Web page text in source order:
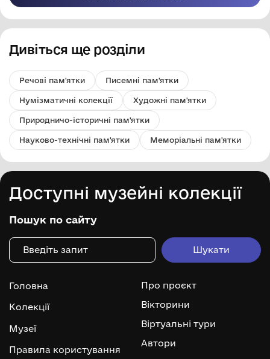
Дивіться ще розділи
Речові пам'ятки Писемні пам'ятки
Нумізматичні колекції Художні пам'ятки
Природничо-історичні пам'ятки
Науково-технічні пам'ятки Меморіальні пам'ятки
Доступні музейні колекції
Пошук по сайту
Головна
Колекції
Музеї
Правила користування
Про проєкт
Вікторини
Віртуальні тури
Автори